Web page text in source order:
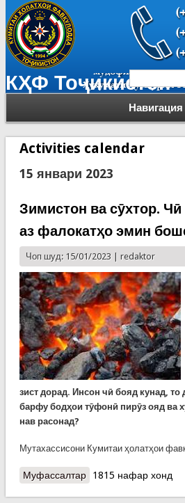
КҲФ Тоҷикистон
Навигация
Activities calendar
15 январи 2023
Зимистон ва сӯхтор.
аз фалокатҳо эмин
Чоп шуд: 15/01/2023 | redaktor
зист дорад. Инсон чӣ бояд кунад, то
барфу бодҳои тӯфонӣ пирӯз ояд ва
нав расонад?
Мутахассисони Кумитаи ҳолатҳои
Муфассалтаро Зимистон ва
1815 нафар хонд